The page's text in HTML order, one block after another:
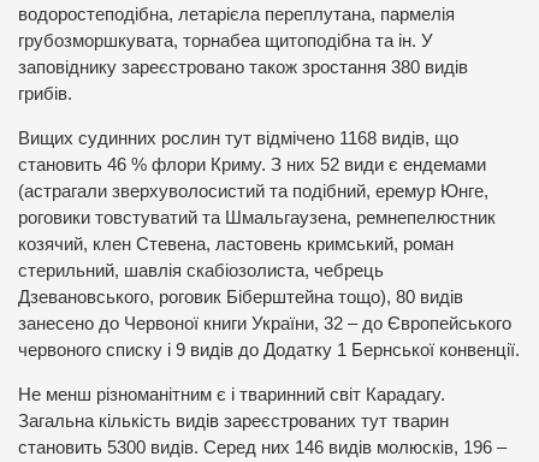
водоростеподібна, летарієла переплутана, пармелія
грубозморшкувата, торнабеа щитоподібна та ін. У
заповіднику зареєстровано також зростання 380 видів
грибів.
Вищих судинних рослин тут відмічено 1168 видів, що
становить 46 % флори Криму. З них 52 види є ендемами
(астрагали зверхуволосистий та подібний, еремур Юнге,
роговики товстуватий та Шмальгаузена, ремнепелюстник
козячий, клен Стевена, ластовень кримський, роман
стерильний, шавлія скабіозолиста, чебрець
Дзевановського, роговик Біберштейна тощо), 80 видів
занесено до Червоної книги України, 32 – до Європейського
червоного списку і 9 видів до Додатку 1 Бернської конвенції.
Не менш різноманітним є і тваринний світ Карадагу.
Загальна кількість видів зареєстрованих тут тварин
становить 5300 видів. Серед них 146 видів молюсків, 196 –